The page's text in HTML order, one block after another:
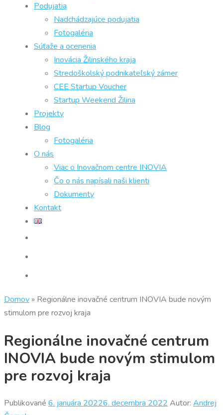
Podujatia
Nadchádzajúce podujatia
Fotogaléria
Súťaže a ocenenia
Inovácia Žilinského kraja
Stredoškolský podnikateľský zámer
CEE Startup Voucher
Startup Weekend Žilina
Projekty
Blog
Fotogaléria
O nás
Viac o Inovačnom centre INOVIA
Čo o nás napísali naši klienti
Dokumenty
Kontakt
Domov » Regionálne inovačné centrum INOVIA bude novým
stimulom pre rozvoj kraja
Regionálne inovačné centrum
INOVIA bude novým stimulom
pre rozvoj kraja
Publikované 6. januára 20226. decembra 2022 Autor: Andrej